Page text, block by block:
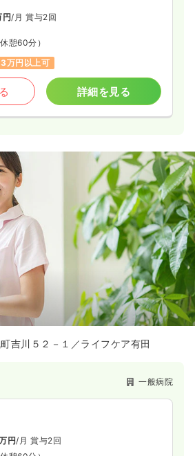
円/月 賞与2回
休憩60分）
万円以上可
詳細を見る
吉川５２－１／ライフケア有田
一般病院
円/月 賞与2回